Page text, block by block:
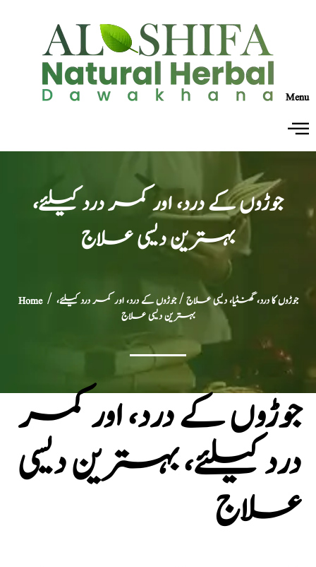
Menu
جوڑوں کے درد، اور کمر درد کیلئے،
بہترین دیسی علاج
Home/ جوڑوں کا درد، گھنٹیا، دیسی علاج/ جوڑوں کے درد، اور کمر درد کیلئے،
بہترین دیسی علاج
جوڑوں کے درد، اور کمر
درد کیلئے، بہترین دیسی
علاج